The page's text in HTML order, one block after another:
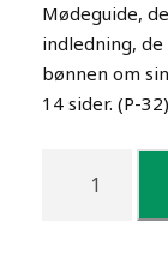
Mødeguide,
indledning,
bønnen om
14 sider. (P-32)